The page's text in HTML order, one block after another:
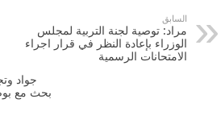
السابق
مراد: توصية لجنة التربية لمجلس
الوزراء بإعادة النظر في قرار اجراء
الامتحانات الرسمية
جواد
بحث مع